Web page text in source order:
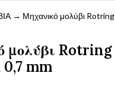
→ Μηχανικό μολύβι
μολύβι Rotring
mm